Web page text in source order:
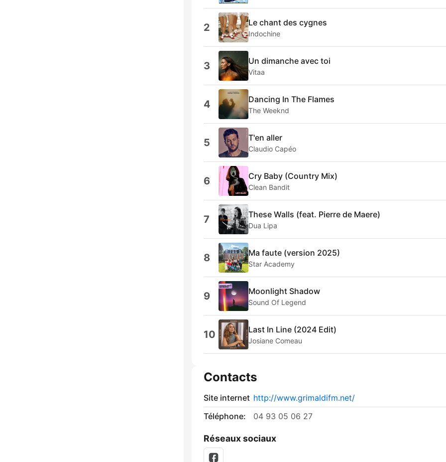
2 Le chant des cygnes
Indochine
3 Un dimanche avec toi
Vitaa
4 Dancing In The Flames
The Weeknd
5 T'en aller
Claudio Capéo
6 Cry Baby (Country Mix)
Clean Bandit
7 These Walls (feat. Pierre de Maere)
Dua Lipa
8 Ma faute (version 2025)
Star Academy
9 Moonlight Shadow
Sound Of Legend
10 Last In Line (2024 Edit)
Josiane Comeau
Contacts
Site internet http://www.grimaldifm.net/
Téléphone:
04 93 05 06 27
Réseaux sociaux